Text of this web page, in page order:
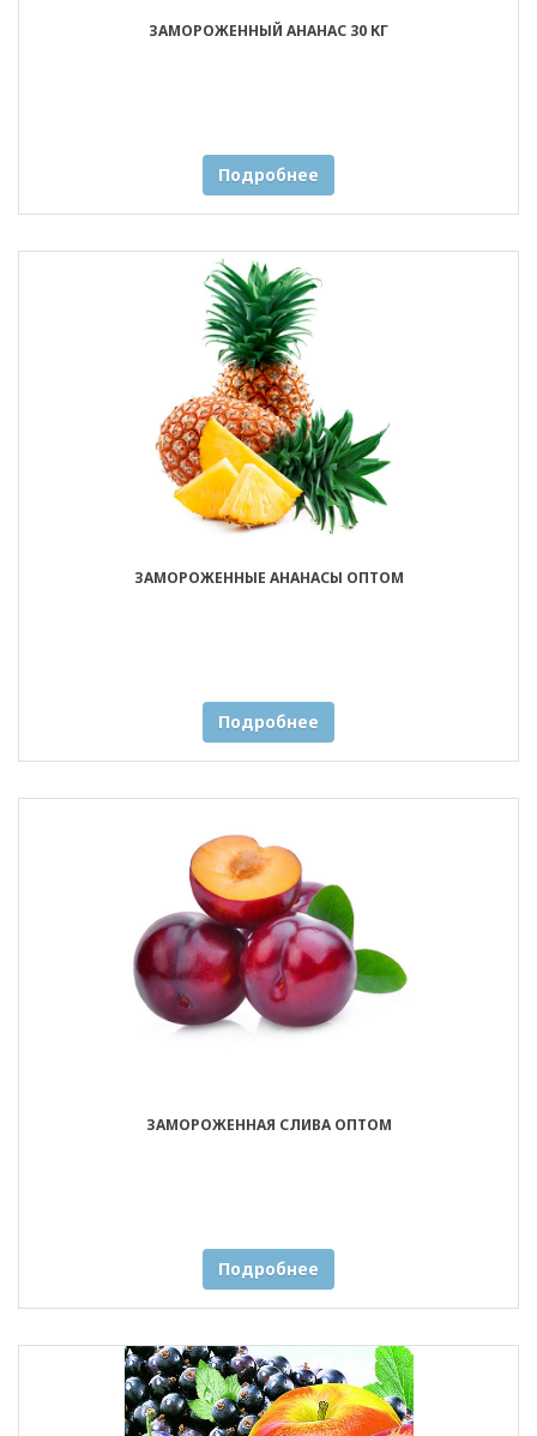
ЗАМОРОЖЕННЫЙ АНАНАС 30 КГ
Подробнее
ЗАМОРОЖЕННЫЕ АНАНАСЫ ОПТОМ
Подробнее
ЗАМОРОЖЕННАЯ СЛИВА ОПТОМ
Подробнее